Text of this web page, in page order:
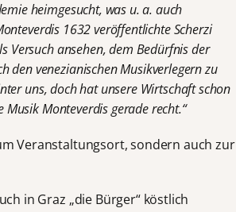
heimgesucht, was u. a. auch
1632 veröffentlichte Scherzi
Versuch ansehen, dem Bedürfnis der
den venezianischen Musikverlegern zu
uns, doch hat unsere Wirtschaft schon
Monteverdis gerade recht.“
Veranstaltungsort, sondern auch zur
in Graz „die Bürger“ köstlich